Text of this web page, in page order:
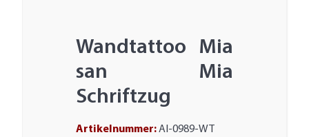
Wandtattoo Mia
san Mia
Schriftzug
Artikelnummer:AI-0989-WT